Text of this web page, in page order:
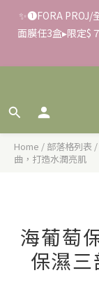
✨滿額好禮 ➊滿
熱敷眼罩/盒 ❸
✨➊FORA PROJ/
面膜任3盒▸限定$
📢【反詐騙聲明
ATM，可致電
✨滿額好禮 ➊滿９
Home / 部落格列表 /
曲，打造水潤亮肌
海葡萄
保濕